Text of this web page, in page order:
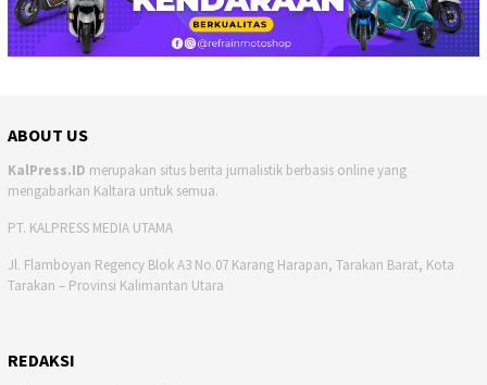
ABOUT US
KalPress.ID merupakan situs berita jurnalistik berbasis online yang
mengabarkan Kaltara untuk semua.
PT. KALPRESS MEDIA UTAMA
Jl. Flamboyan Regency Blok A3 No.07 Karang Harapan, Tarakan Barat, Kota
Tarakan – Provinsi Kalimantan Utara
REDAKSI